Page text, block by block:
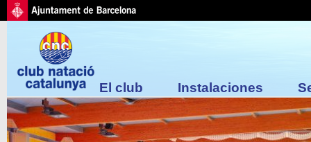
El club Instalaciones